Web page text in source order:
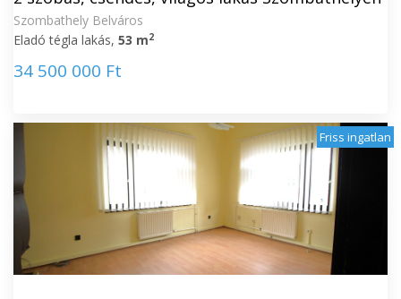
Szombathely Belváros
Eladó tégla lakás, 53 m2
34 500 000 Ft
Friss ingatlan